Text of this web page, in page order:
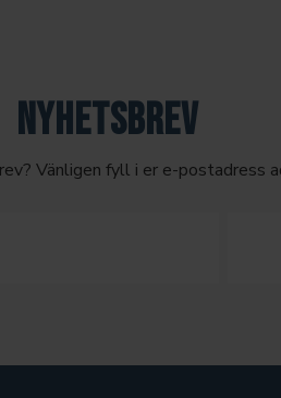
NYHETSBREV
Vänligen fyll i er e-postadress